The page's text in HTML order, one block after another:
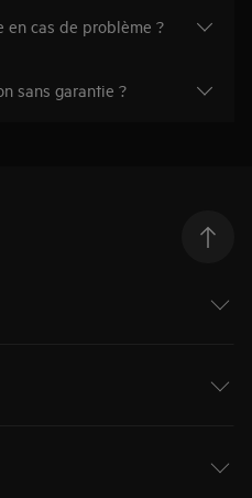
en cas de problème ?
sans garantie ?